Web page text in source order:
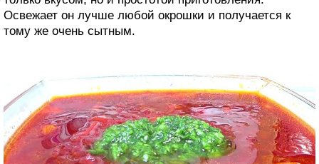
Освежает он лучше любой окрошки и получается к
тому же очень сытным.